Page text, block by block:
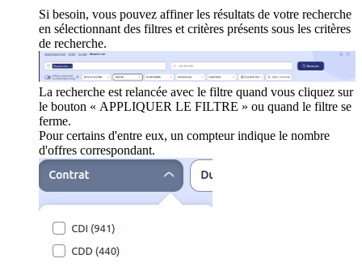
Si besoin, vous pouvez affiner les résultats de votre recherche
en sélectionnant des filtres et critères présents sous les critères
de recherche.
La recherche est relancée avec le filtre quand vous cliquez sur
le bouton « APPLIQUER LE FILTRE » ou quand le filtre se
ferme.
Pour certains d'entre eux, un compteur indique le nombre
d'offres correspondant.